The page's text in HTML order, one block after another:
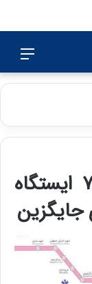
خبر مهم برای تهرانی‌ها؛ ۷ ایستگاه